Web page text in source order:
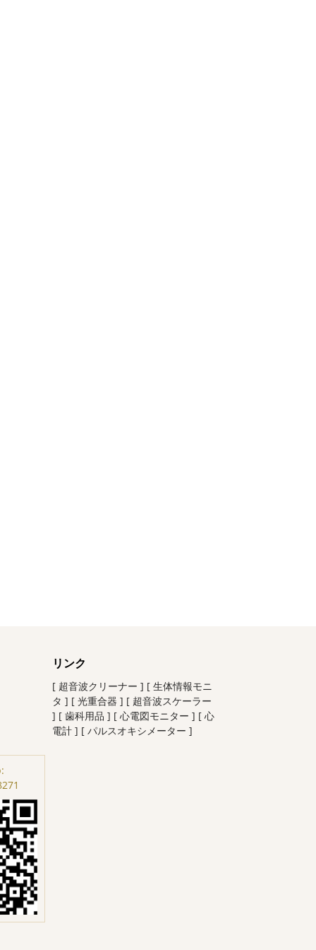
リンク
[ 超音波クリーナー ] [ 生体情報モニ
タ ] [ 光重合器 ] [ 超音波スケーラー
] [ 歯科用品 ] [ 心電図モニター ] [ 心
電計 ] [ パルスオキシメーター ]